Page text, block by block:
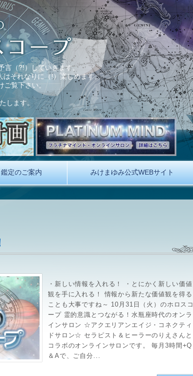
言（?!）していきます。
それなりに（!）楽しめます。
覧下さい。
します。
鑑定のご案内 みけまゆみ公式WEBサイト
・新しい情報を入れる！ ・とにかく新しい価値
観を手に入れる！ 情報から新たな価値観を得る
ことも大事ですね～ 10月31日（火）のホロスコ
ープ 霊的意識とつながる！水瓶座時代のオンラ
インサロン ☆アクエリアンエイジ・コネクティ
ドサロン☆ セラピスト＆ヒーラーのりえさんと
コラボのオンラインサロンです。 毎月3時間+Q
＆Aで、ご自分...